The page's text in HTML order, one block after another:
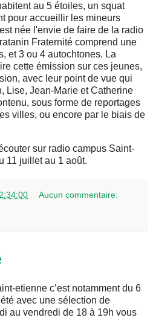
au 5 étoiles, un squat
pour accueillir les mineurs
née l'envie de faire de la radio
Fraternité comprend une
et 3 ou 4 autochtones. La
cette émission sur ces jeunes,
avec leur point de vue qui
Lise, Jean-Marie et Catherine
sous forme de reportages
villes, ou encore par le biais de
sur radio campus Saint-
11 juillet au 1 août.
Aucun commentaire:
etienne c’est notamment du 6
avec une sélection de
au vendredi de 18 à 19h vous